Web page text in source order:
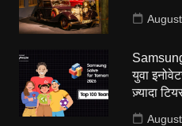
Samsung
युवा
ज़्यादा